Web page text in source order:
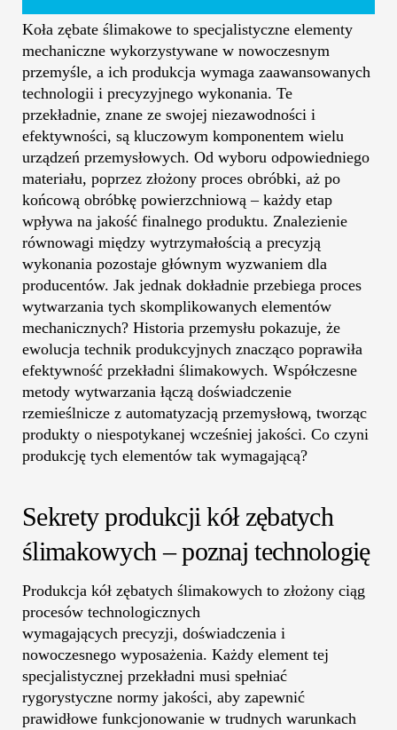
Koła zębate ślimakowe to specjalistyczne elementy
mechaniczne wykorzystywane w nowoczesnym
przemyśle, a ich produkcja wymaga zaawansowanych
technologii i precyzyjnego wykonania. Te
przekładnie, znane ze swojej niezawodności i
efektywności, są kluczowym komponentem wielu
urządzeń przemysłowych. Od wyboru odpowiedniego
materiału, poprzez złożony proces obróbki, aż po
końcową obróbkę powierzchniową – każdy etap
wpływa na jakość finalnego produktu. Znalezienie
równowagi między wytrzymałością a precyzją
wykonania pozostaje głównym wyzwaniem dla
producentów. Jak jednak dokładnie przebiega proces
wytwarzania tych skomplikowanych elementów
mechanicznych? Historia przemysłu pokazuje, że
ewolucja technik produkcyjnych znacząco poprawiła
efektywność przekładni ślimakowych. Współczesne
metody wytwarzania łączą doświadczenie
rzemieślnicze z automatyzacją przemysłową, tworząc
produkty o niespotykanej wcześniej jakości. Co czyni
produkcję tych elementów tak wymagającą?
Sekrety produkcji kół zębatych
ślimakowych – poznaj technologię
Produkcja kół zębatych ślimakowych to złożony ciąg
procesów technologicznych
wymagających precyzji, doświadczenia i
nowoczesnego wyposażenia. Każdy element tej
specjalistycznej przekładni musi spełniać
rygorystyczne normy jakości, aby zapewnić
prawidłowe funkcjonowanie w trudnych warunkach